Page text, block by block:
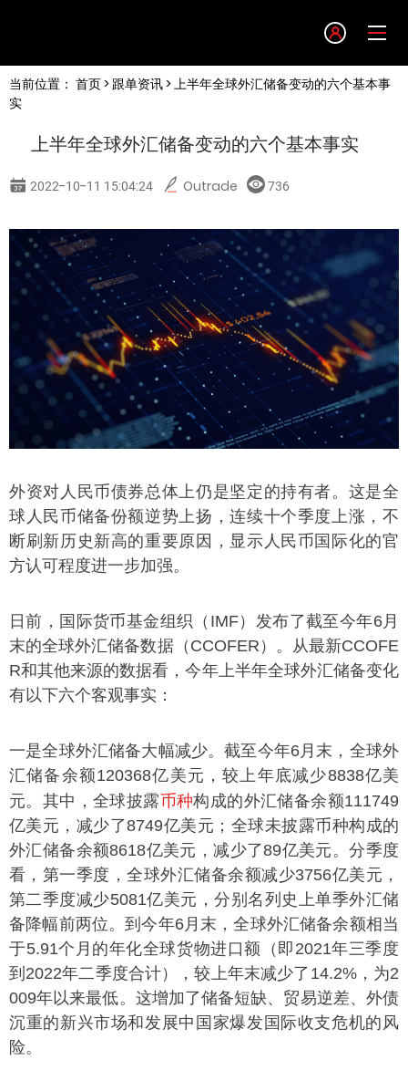
English
简体中文
한글
日本語
Tiếng việt
当前位置： 首页> 跟单资讯> 上半年全球外汇储备变动的六个基本事
实
上半年全球外汇储备变动的六个基本事实
2022-10-11 15:04:24 Outrade 736
外资对人民币债券总体上仍是坚定的持有者。这是全
球人民币储备份额逆势上扬，连续十个季度上涨，不
断刷新历史新高的重要原因，显示人民币国际化的官
方认可程度进一步加强。
日前，国际货币基金组织（IMF）发布了截至今年6月
末的全球外汇储备数据（CCOFER）。从最新CCOFE
R和其他来源的数据看，今年上半年全球外汇储备变化
有以下六个客观事实：
一是全球外汇储备大幅减少。截至今年6月末，全球外
汇储备余额120368亿美元，较上年底减少8838亿美
元。其中，全球披露币种构成的外汇储备余额111749
亿美元，减少了8749亿美元；全球未披露币种构成的
外汇储备余额8618亿美元，减少了89亿美元。分季度
看，第一季度，全球外汇储备余额减少3756亿美元，
第二季度减少5081亿美元，分别名列史上单季外汇储
备降幅前两位。到今年6月末，全球外汇储备余额相当
于5.91个月的年化全球货物进口额（即2021年三季度
到2022年二季度合计），较上年末减少了14.2%，为2
009年以来最低。这增加了储备短缺、贸易逆差、外债
沉重的新兴市场和发展中国家爆发国际收支危机的风
险。